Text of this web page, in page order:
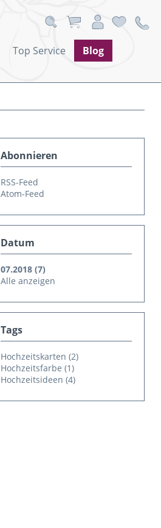
Top Service Blog
Abonnieren
RSS-Feed
Atom-Feed
Datum
07.2018 (7)
Alle anzeigen
Tags
Hochzeitskarten (2)
Hochzeitsfarbe (1)
Hochzeitsideen (4)